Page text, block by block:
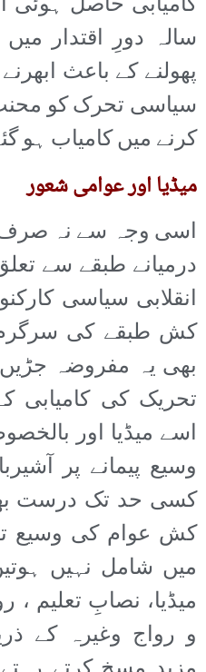
سالہ دورِ اقتدار
پھولنے کے باعث
سیاسی تحرک کو
کرنے میں کامیاب ہو
میڈیا اور عوامی شعور
اسی وجہ سے نہ صرف
درمیانے طبقے سے
انقلابی سیاسی
کش طبقے کی سرگرم
بھی یہ مفروضہ
تحریک کی کامیابی
اسے میڈیا اور
وسیع پیمانے پر
کسی حد تک درست
کش عوام کی وسیع
میں شامل نہیں
میڈیا، نصابِ تعلیم ،
و رواج وغیرہ کے